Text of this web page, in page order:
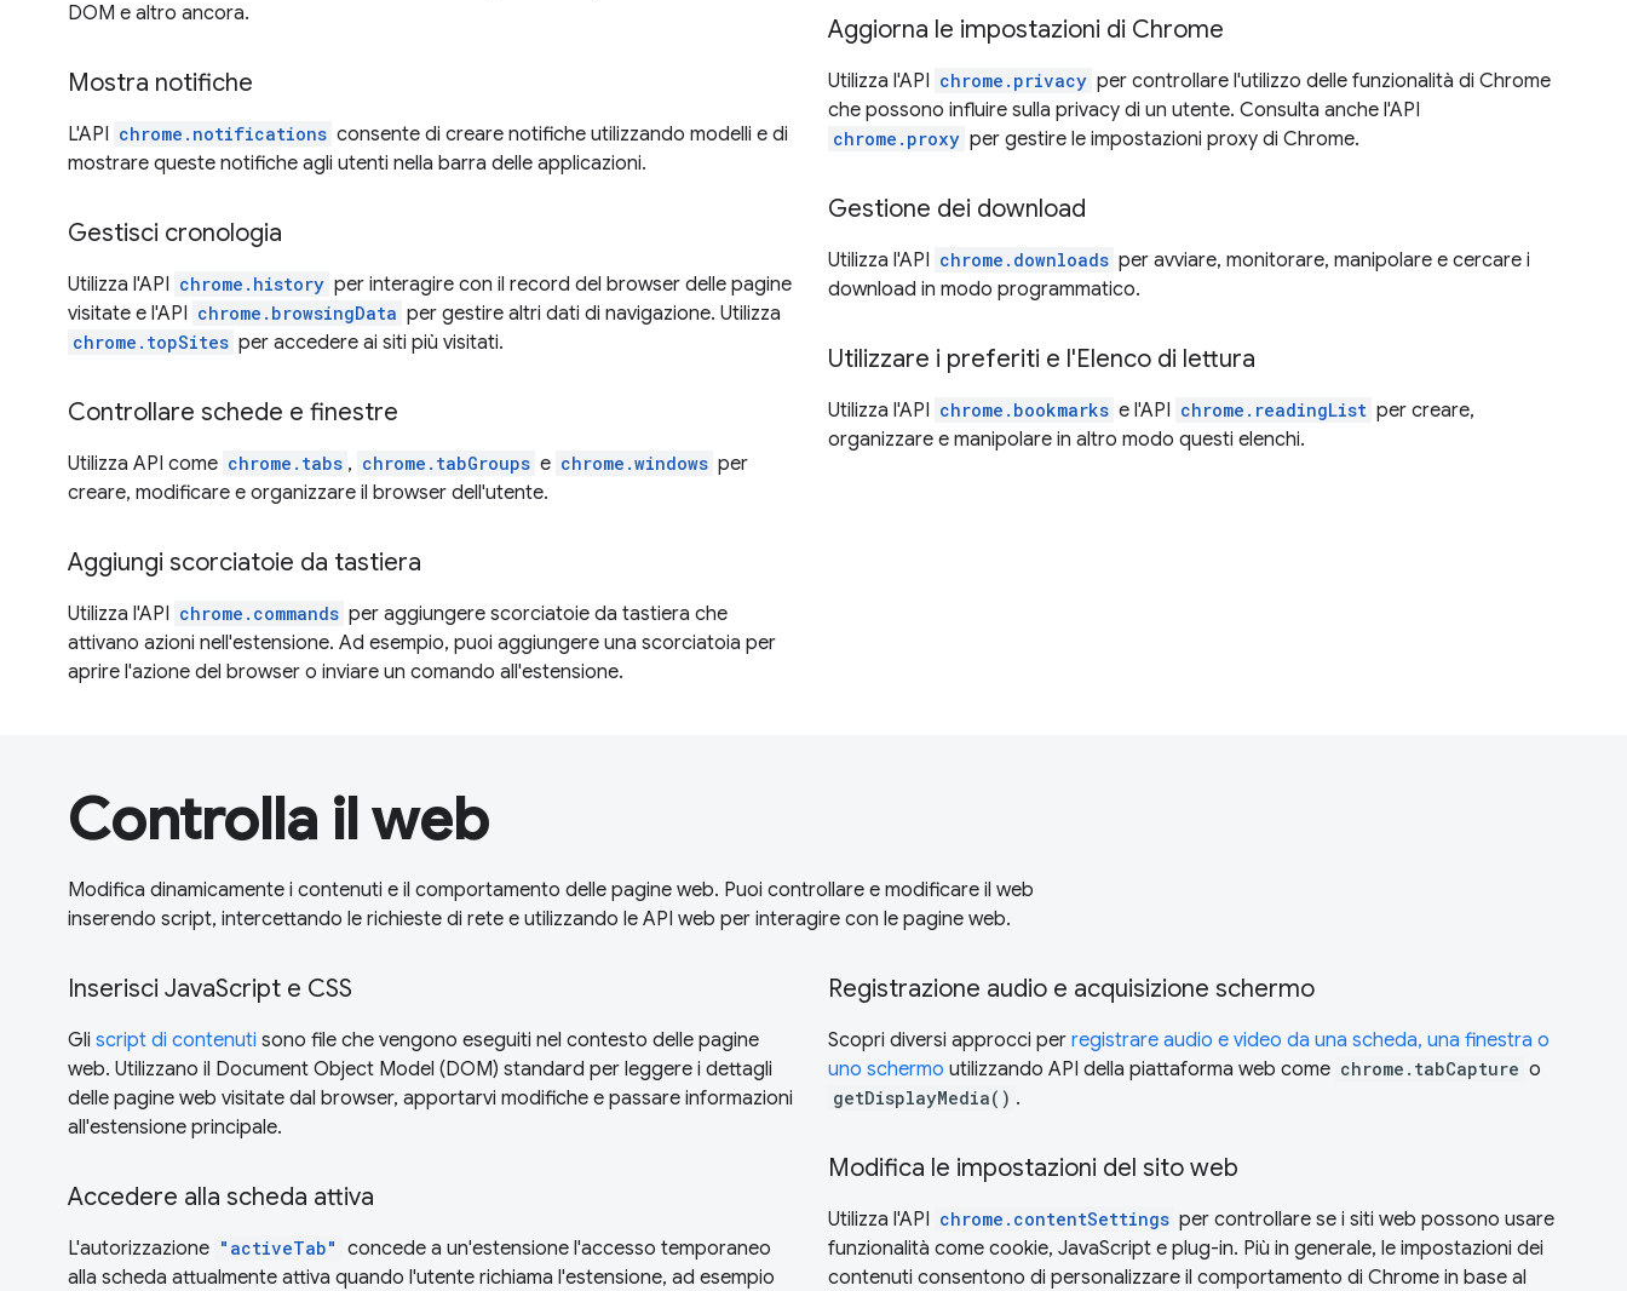
DOM e altro ancora.
Mostra notifiche
L'API chrome.notifications consente di creare notifiche utilizzando modelli e di
mostrare queste notifiche agli utenti nella barra delle applicazioni.
Gestisci cronologia
Utilizza l'API chrome.history per interagire con il record del browser delle pagine
visitate e l'API chrome.browsingData per gestire altri dati di navigazione. Utilizza
chrome.topSites per accedere ai siti più visitati.
Controllare schede e finestre
Utilizza API come chrome.tabs , chrome.tabGroups e chrome.windows per
creare, modificare e organizzare il browser dell'utente.
Aggiungi scorciatoie da tastiera
Utilizza l'API chrome.commands per aggiungere scorciatoie da tastiera che
attivano azioni nell'estensione. Ad esempio, puoi aggiungere una scorciatoia per
aprire l'azione del browser o inviare un comando all'estensione.
Aggiorna le impostazioni di Chrome
Utilizza l'API chrome.privacy per controllare l'utilizzo delle funzionalità di Chrome
che possono influire sulla privacy di un utente. Consulta anche l'API
chrome.proxy per gestire le impostazioni proxy di Chrome.
Gestione dei download
Utilizza l'API chrome.downloads per avviare, monitorare, manipolare e cercare i
download in modo programmatico.
Utilizzare i preferiti e l'Elenco di lettura
Utilizza l'API chrome.bookmarks e l'API chrome.readingList per creare,
organizzare e manipolare in altro modo questi elenchi.
Controlla il web
Modifica dinamicamente i contenuti e il comportamento delle pagine web. Puoi controllare e modificare il web
inserendo script, intercettando le richieste di rete e utilizzando le API web per interagire con le pagine web.
Inserisci JavaScript e CSS
Gli script di contenuti sono file che vengono eseguiti nel contesto delle pagine
web. Utilizzano il Document Object Model (DOM) standard per leggere i dettagli
delle pagine web visitate dal browser, apportarvi modifiche e passare informazioni
all'estensione principale.
Accedere alla scheda attiva
L'autorizzazione "activeTab" concede a un'estensione l'accesso temporaneo
alla scheda attualmente attiva quando l'utente richiama l'estensione, ad esempio
Registrazione audio e acquisizione schermo
Scopri diversi approcci per registrare audio e video da una scheda, una finestra o
uno schermo utilizzando API della piattaforma web come chrome.tabCapture o
getDisplayMedia() .
Modifica le impostazioni del sito web
Utilizza l'API chrome.contentSettings per controllare se i siti web possono usare
funzionalità come cookie, JavaScript e plug-in. Più in generale, le impostazioni dei
contenuti consentono di personalizzare il comportamento di Chrome in base al